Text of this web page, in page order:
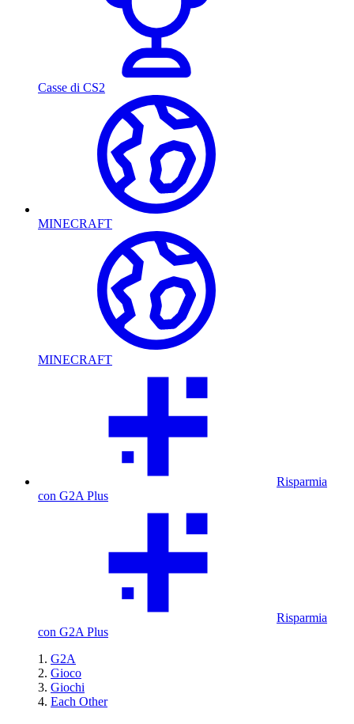
Casse di CS2
MINECRAFT
MINECRAFT
Risparmia
con G2A Plus
Risparmia
con G2A Plus
G2A
Gioco
Giochi
Each Other